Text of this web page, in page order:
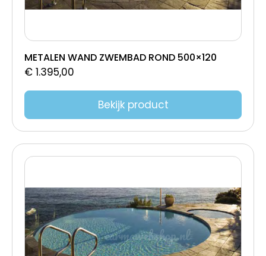
METALEN WAND ZWEMBAD ROND 500×120
€ 1.395,00
Bekijk product